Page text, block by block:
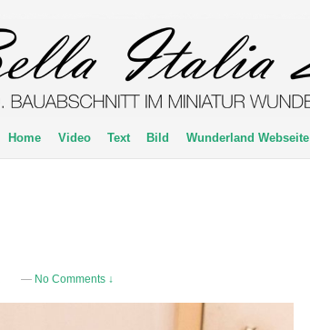
Home Video Text Bild Wunderland Webseite
— No Comments ↓